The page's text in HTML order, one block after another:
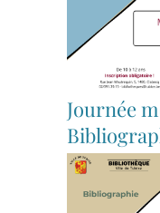
Journée